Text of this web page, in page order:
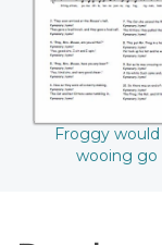
Froggy would
wooing go